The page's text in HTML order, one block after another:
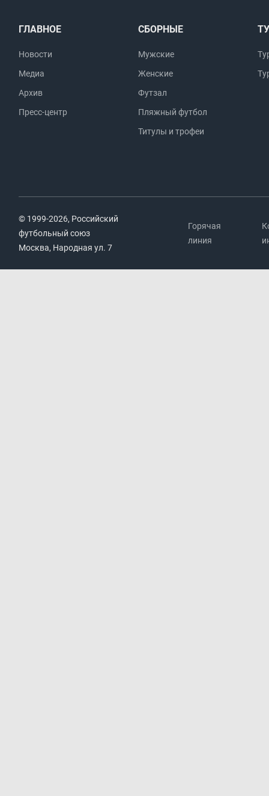
ГЛАВНОЕ
Новости
Медиа
Архив
Пресс-центр
СБОРНЫЕ
Мужские
Женские
Футзал
Пляжный футбол
Титулы и трофеи
© 1999-2026, Российский
футбольный союз
Москва, Народная ул. 7
Горячая
линия